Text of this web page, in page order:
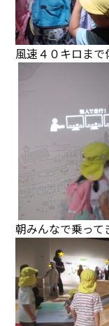
風速４０キロまで
朝みんなで乗って